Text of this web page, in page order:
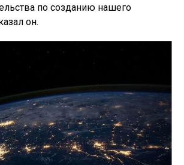
по созданию нашего
он.